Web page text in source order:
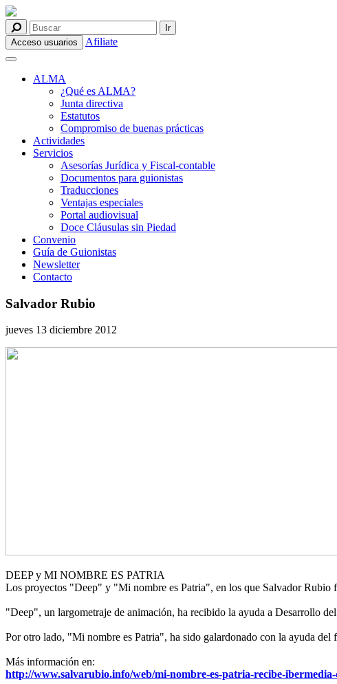
Acceso usuarios Afiliate
ALMA
¿Qué es ALMA?
Junta directiva
Estatutos
Compromiso de buenas prácticas
Actividades
Servicios
Asesorías Jurídica y Fiscal-contable
Documentos para guionistas
Traducciones
Ventajas especiales
Portal audiovisual
Doce Cláusulas sin Piedad
Convenio
Guía de Guionistas
Newsletter
Contacto
Salvador Rubio
jueves 13 diciembre 2012
DEEP y MI NOMBRE ES PATRIA
Los proyectos "Deep" y "Mi nombre es Patria", en los que Salvador Rubio
"Deep", un largometraje de animación, ha recibido la ayuda a Desarrollo
Por otro lado, "Mi nombre es Patria", ha sido galardonado con la ayuda del
Más información en:
http://www.salvarubio.info/web/mi-nombre-es-patria-recibe-